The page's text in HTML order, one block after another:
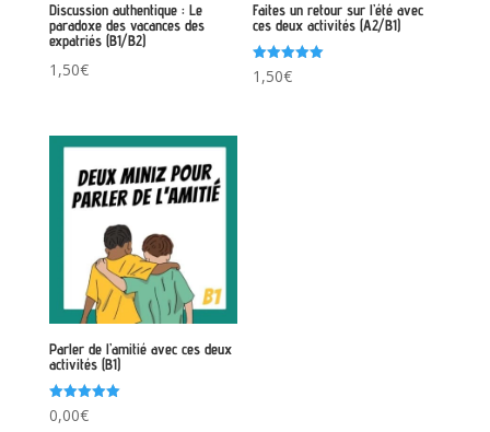
Discussion authentique : Le
paradoxe des vacances des
expatriés (B1/B2)
1,50€
Faites un retour sur l’été avec
ces deux activités (A2/B1)
Note
5.00
1,50€
Parler de l’amitié avec ces deux
activités (B1)
Note
5.00
0,00€